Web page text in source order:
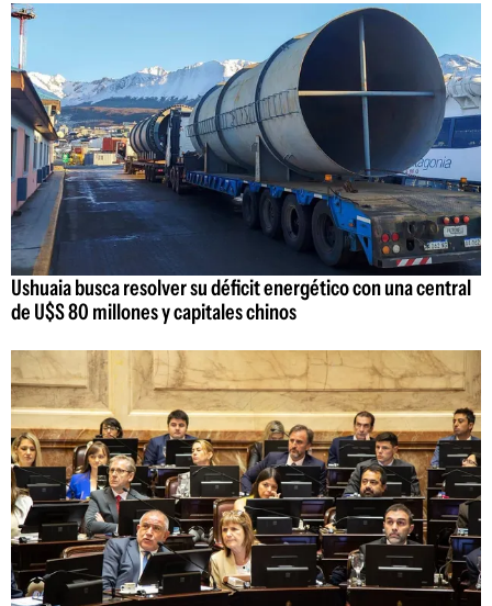
Ushuaia busca resolver su déficit energético con una central
de U$S 80 millones y capitales chinos